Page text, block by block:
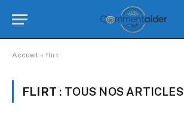
Accueil » flirt
FLIRT : TOUS NOS ARTICLES